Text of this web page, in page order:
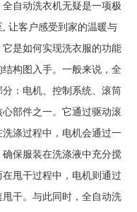
自动洗衣机无疑是一项极
让客户感受到家的温暖与
是如何实现洗衣服的功能
构图入手。一般来说，全
：电机、控制系统、滚筒
部件之一。它通过驱动滚
涤过程中，电机会通过一
保服装在洗涤液中充分搅
甩干过程中，电机则通过
干。与此同时，全自动洗